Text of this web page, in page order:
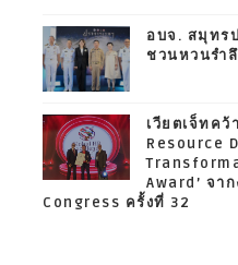
อบจ. สมุทร
ชวนหวนรำ
เวียตเจ็ทคว้
Resource
Award’ จา
Congress ครั้งที่ 32